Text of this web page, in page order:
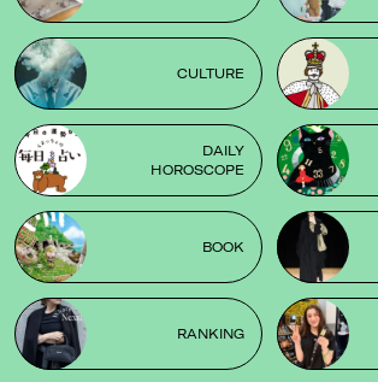
CULTURE
DAILY
HOROSCOPE
BOOK
RANKING